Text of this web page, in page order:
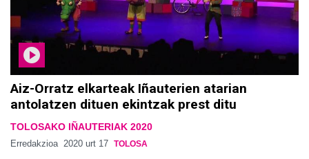
Aiz-Orratz elkarteak Iñauterien atarian
antolatzen dituen ekintzak prest ditu
TOLOSAKO IÑAUTERIAK 2020
Erredakzioa 2020 urt 17 TOLOSA